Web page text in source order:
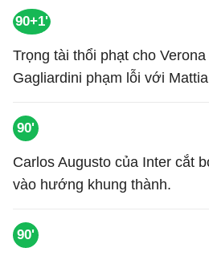
90+1'
Trọng tài thổi phạt cho
Gagliardini phạm lỗi với
90'
Carlos Augusto của Inter cắt
vào hướng khung thành.
90'